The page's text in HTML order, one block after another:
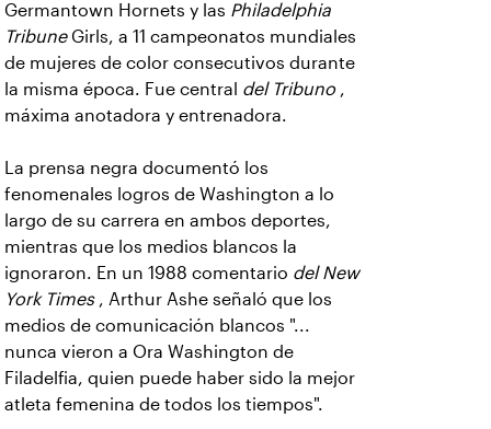
Germantown Hornets y las Philadelphia
TribuneGirls, a 11 campeonatos mundiales
de mujeres de color consecutivos durante
la misma época. Fue central del Tribuno,
máxima anotadora y entrenadora.
La prensa negra documentó los
fenomenales logros de Washington a lo
largo de su carrera en ambos deportes,
mientras que los medios blancos la
ignoraron. En un 1988 comentario del New
York Times, Arthur Ashe señaló que los
medios de comunicación blancos "...
nunca vieron a Ora Washington de
Filadelfia, quien puede haber sido la mejor
atleta femenina de todos los tiempos".